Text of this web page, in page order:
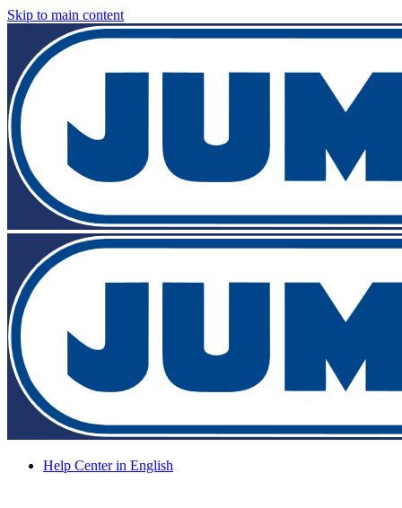
Skip to main content
Help Center in English